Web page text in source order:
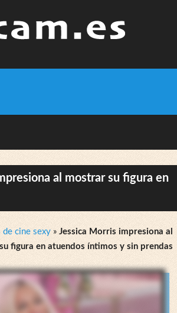
al mostrar su figura en
de cine sexy » Jessica Morris impresiona al
figura en atuendos íntimos y sin prendas